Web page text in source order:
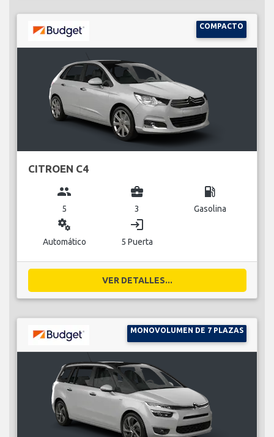
COMPACTO
CITROEN C4
group
5
business_center
3
local_gas_station
Gasolina
miscellaneous_services
Automático
login
5 Puerta
VER DETALLES...
MONOVOLUMEN DE 7 PLAZAS